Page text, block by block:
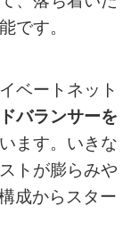
です。
ベートネット
バランサーを
ます。いきな
トが膨らみや
成からスター